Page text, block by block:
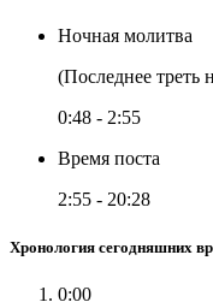
Ночная молитва
(Последнее треть
0:48 - 2:55
Время поста
2:55 - 20:28
Хронология сегодняшних
0:00